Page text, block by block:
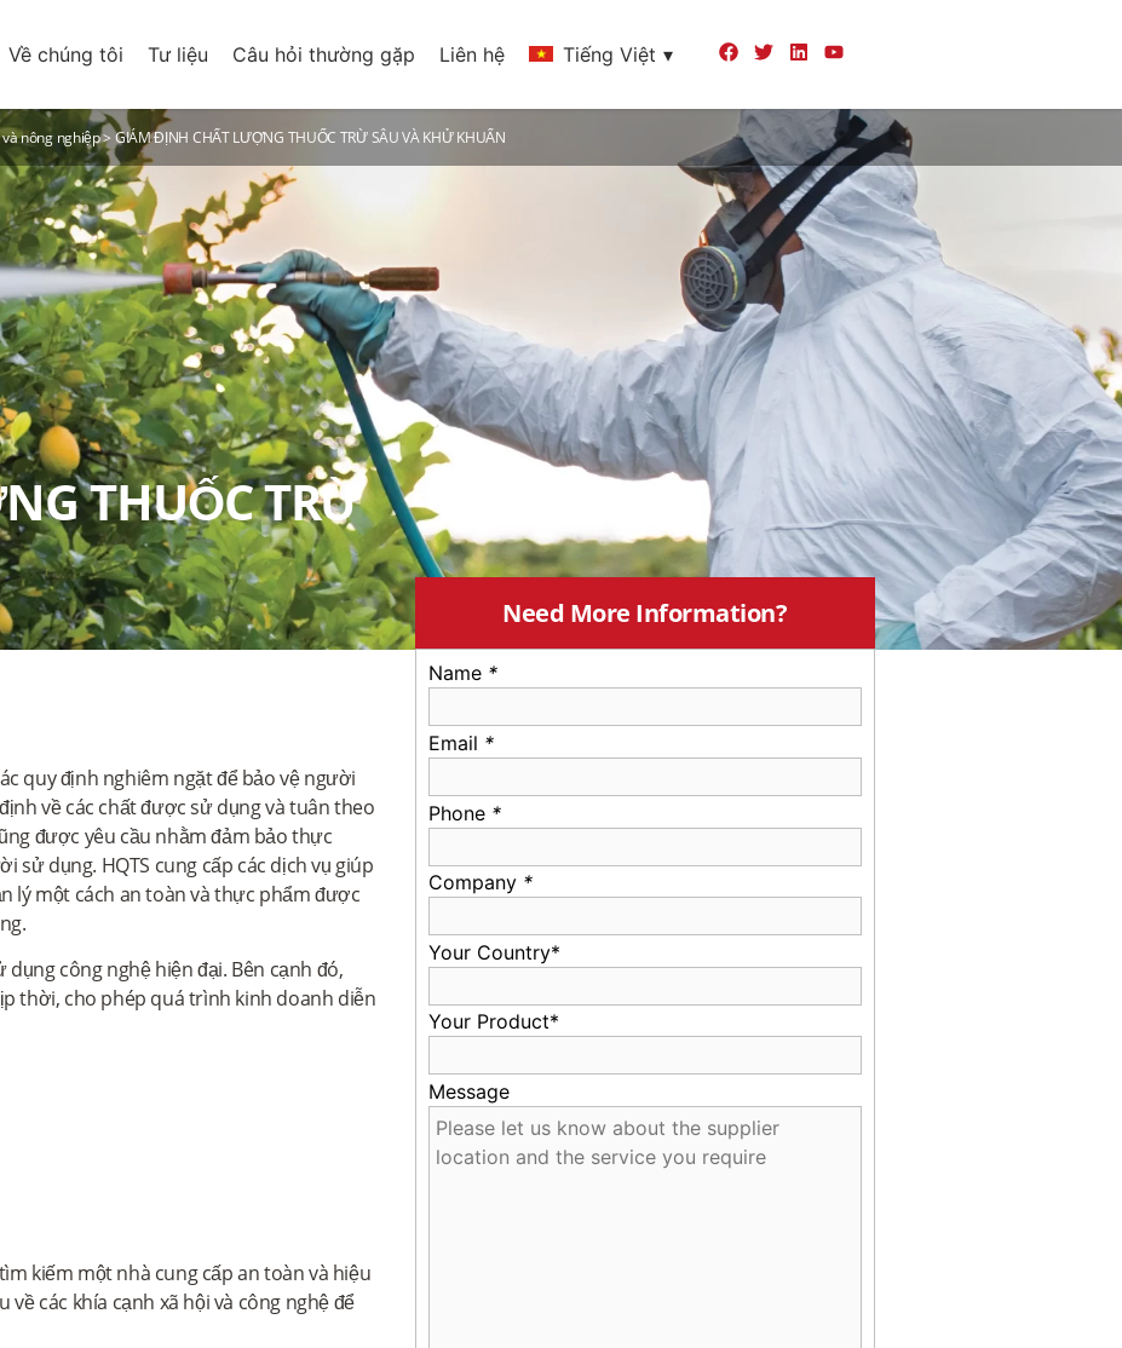
Về chúng tôi Tư liệu Câu hỏi thường gặp Liên hệ Tiếng Việt
nông nghiệp>GIÁM ĐỊNH CHẤT LƯỢNG THUỐC TRỪ SÂU VÀ KHỬ KHUẨN
THUỐC TRỪ
quy định nghiêm ngặt để bảo vệ người
về các chất được sử dụng và tuân theo
được yêu cầu nhằm đảm bảo thực
dụng. HQTS cung cấp các dịch vụ giúp
lý một cách an toàn và thực phẩm được
công nghệ hiện đại. Bên cạnh đó,
thời, cho phép quá trình kinh doanh diễn
kiếm một nhà cung cấp an toàn và hiệu
các khía cạnh xã hội và công nghệ để
Need More Information?
Name *
Email *
Phone *
Company *
Your Country*
Your Product*
Message